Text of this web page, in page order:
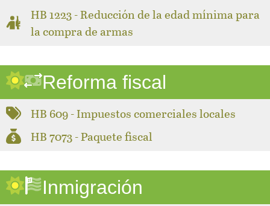
HB 1223 - Reducción de la edad mínima para
la compra de armas
Reforma fiscal
HB 609 - Impuestos comerciales locales
HB 7073 - Paquete fiscal
Inmigración